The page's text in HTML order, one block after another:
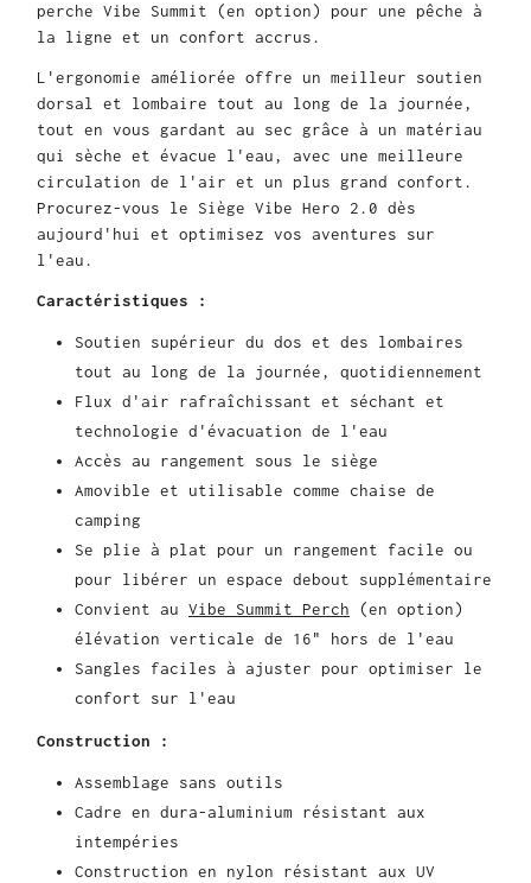
perche Vibe Summit (en option) pour une pêche à
la ligne et un confort accrus.
L'ergonomie améliorée offre un meilleur soutien
dorsal et lombaire tout au long de la journée,
tout en vous gardant au sec grâce à un matériau
qui sèche et évacue l'eau, avec une meilleure
circulation de l'air et un plus grand confort.
Procurez-vous le Siège Vibe Hero 2.0 dès
aujourd'hui et optimisez vos aventures sur
l'eau.
Caractéristiques :
Soutien supérieur du dos et des lombaires
tout au long de la journée, quotidiennement
Flux d'air rafraîchissant et séchant et
technologie d'évacuation de l'eau
Accès au rangement sous le siège
Amovible et utilisable comme chaise de
camping
Se plie à plat pour un rangement facile ou
pour libérer un espace debout supplémentaire
Convient au Vibe Summit Perch (en option)
élévation verticale de 16" hors de l'eau
Sangles faciles à ajuster pour optimiser le
confort sur l'eau
Construction :
Assemblage sans outils
Cadre en dura-aluminium résistant aux
intempéries
Construction en nylon résistant aux UV